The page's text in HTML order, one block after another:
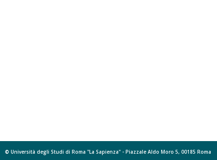
© Università degli Studi di Roma "La Sapienza" - Piazzale Aldo Moro 5, 00185 Roma